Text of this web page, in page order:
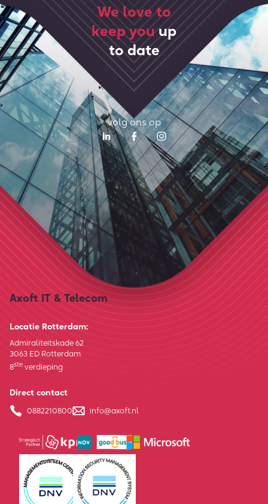
We love to
keep youup
to date
volg ons op
Axoft IT & Telecom
Locatie Rotterdam:
Admiraliteitskade 62
3063 ED Rotterdam
8ste verdieping
Direct contact
0882210800 info@axoft.nl